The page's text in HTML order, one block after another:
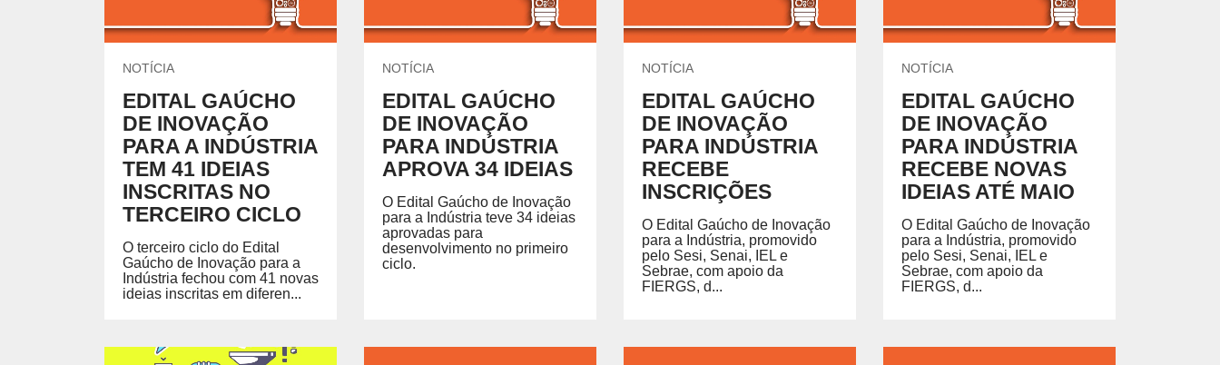
NOTÍCIA
EDITAL GAÚCHO
DE INOVAÇÃO
PARA A INDÚSTRIA
TEM 41 IDEIAS
INSCRITAS NO
TERCEIRO CICLO
O terceiro ciclo do Edital
Gaúcho de Inovação para a
Indústria fechou com 41 novas
ideias inscritas em diferen...
NOTÍCIA
EDITAL GAÚCHO
DE INOVAÇÃO
PARA INDÚSTRIA
APROVA 34 IDEIAS
O Edital Gaúcho de Inovação
para a Indústria teve 34 ideias
aprovadas para
desenvolvimento no primeiro
ciclo.
NOTÍCIA
EDITAL GAÚCHO
DE INOVAÇÃO
PARA INDÚSTRIA
RECEBE
INSCRIÇÕES
O Edital Gaúcho de Inovação
para a Indústria, promovido
pelo Sesi, Senai, IEL e
Sebrae, com apoio da
FIERGS, d...
NOTÍCIA
EDITAL GAÚCHO
DE INOVAÇÃO
PARA INDÚSTRIA
RECEBE NOVAS
IDEIAS ATÉ MAIO
O Edital Gaúcho de Inovação
para a Indústria, promovido
pelo Sesi, Senai, IEL e
Sebrae, com apoio da
FIERGS, d...